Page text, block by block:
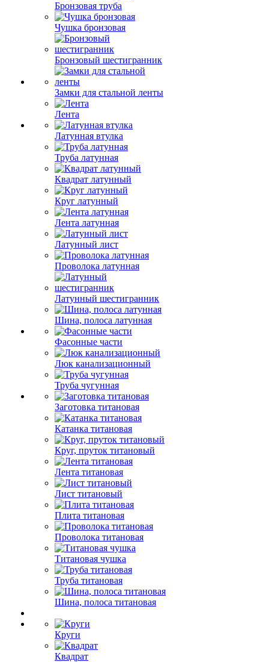
Бронзовая труба
Чушка бронзовая
Бронзовый шестигранник
Замки для стальной ленты
Лента
Латунная втулка
Труба латунная
Квадрат латунный
Круг латунный
Лента латунная
Латунный лист
Проволока латунная
Латунный шестигранник
Шина, полоса латунная
Фасонные части
Люк канализационный
Труба чугунная
Заготовка титановая
Катанка титановая
Круг, пруток титановый
Лента титановая
Лист титановый
Плита титановая
Проволока титановая
Титановая чушка
Труба титановая
Шина, полоса титановая
Круги
Квадрат